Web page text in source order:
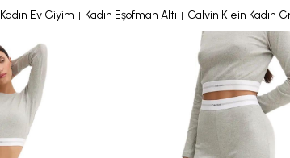
Kadın Ev Giyim Kadın Eşofman Altı Calvin Klein Kadın